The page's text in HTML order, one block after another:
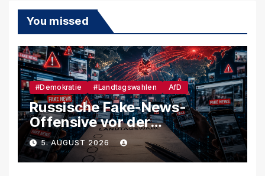
You missed
#Demokratie #Landtagswahlen AfD
Russische Fake-News-
Offensive vor der
Landtagswahl – So soll
unsere Demokratie
manipuliert werden
5. AUGUST 2026